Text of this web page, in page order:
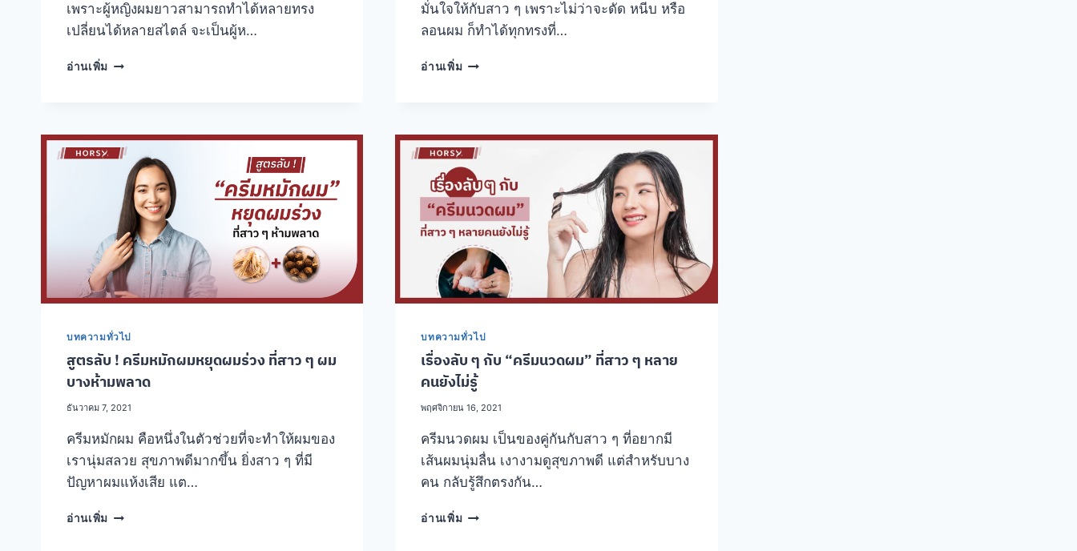
เพราะผู้หญิงผมยาวสามารถทำได้หลายทรง
เปลี่ยนได้หลายสไตล์ จะเป็นผู้ห…
อ่านเพิ่ม ปัญหา
หญิง
ผม
ยาว
“ผม
ร่วง
แห้ง
เสีย”
เคลียร์
ด้วย
วิธี
มั่นใจให้กับสาว ๆ เพราะไม่ว่าจะดัด หนีบ หรือ
ลอนผม ก็ทำได้ทุกทรงที่…
อ่านเพิ่มจริง
ผม
สั้น
เป็น
ผม
ยาว
สวย
ได้
แค่
ใช้
เวลา
วัน
บทความทั่วไป
สูตรลับ ! ครีมหมักผมหยุดผมร่วง ที่สาว ๆ ผม
บางห้ามพลาด
ธันวาคม 7, 2021
ครีมหมักผม คือหนึ่งในตัวช่วยที่จะทำให้ผมของ
เรานุ่มสลวย สุขภาพดีมากขึ้น ยิ่งสาว ๆ ที่มี
ปัญหาผมแห้งเสีย แต…
อ่านเพิ่ม สูตร
บทความทั่วไป
เรื่องลับ ๆ กับ “ครีมนวดผม” ที่สาว ๆ หลาย
คนยังไม่รู้
พฤศจิกายน 16, 2021
ครีมนวดผม เป็นของคู่กันกับสาว ๆ ที่อยากมี
เส้นผมนุ่มลื่น เงางามดูสุขภาพดี แต่สำหรับบาง
คน กลับรู้สึกตรงกัน…
อ่านเพิ่มเรื่อง